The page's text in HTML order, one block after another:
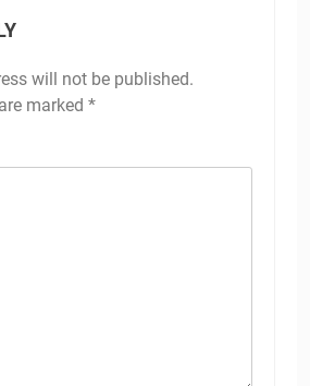
will not be published.
marked *